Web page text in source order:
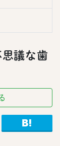
議な歯